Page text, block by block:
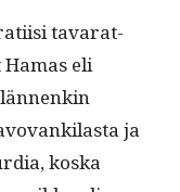
tavarat­
eli
ja
kos­ka